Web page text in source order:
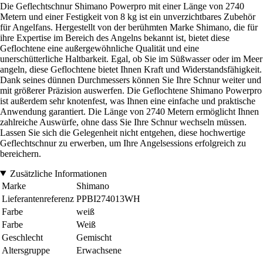
Die Geflechtschnur Shimano Powerpro mit einer Länge von 2740
Metern und einer Festigkeit von 8 kg ist ein unverzichtbares Zubehör
für Angelfans. Hergestellt von der berühmten Marke Shimano, die für
ihre Expertise im Bereich des Angelns bekannt ist, bietet diese
Geflochtene eine außergewöhnliche Qualität und eine
unerschütterliche Haltbarkeit. Egal, ob Sie im Süßwasser oder im Meer
angeln, diese Geflochtene bietet Ihnen Kraft und Widerstandsfähigkeit.
Dank seines dünnen Durchmessers können Sie Ihre Schnur weiter und
mit größerer Präzision auswerfen. Die Geflochtene Shimano Powerpro
ist außerdem sehr knotenfest, was Ihnen eine einfache und praktische
Anwendung garantiert. Die Länge von 2740 Metern ermöglicht Ihnen
zahlreiche Auswürfe, ohne dass Sie Ihre Schnur wechseln müssen.
Lassen Sie sich die Gelegenheit nicht entgehen, diese hochwertige
Geflechtschnur zu erwerben, um Ihre Angelsessions erfolgreich zu
bereichern.
Zusätzliche Informationen
Marke
Shimano
Lieferantenreferenz PPBI274013WH
Farbe
weiß
Farbe
Weiß
Geschlecht
Gemischt
Altersgruppe
Erwachsene